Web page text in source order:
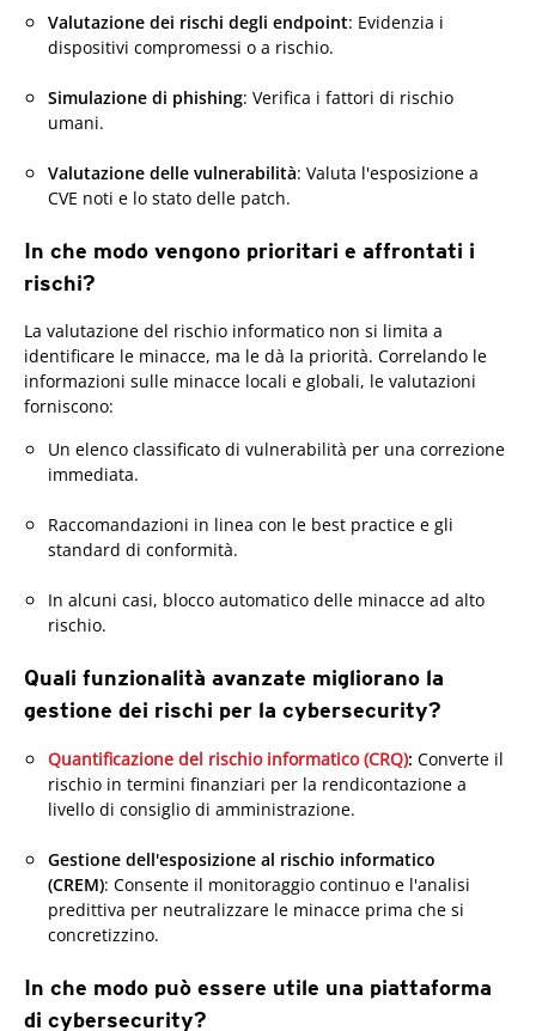
Valutazione dei rischi degli endpoint: Evidenzia i
dispositivi compromessi o a rischio.
Simulazione di phishing: Verifica i fattori di rischio
umani.
Valutazione delle vulnerabilità: Valuta l'esposizione a
CVE noti e lo stato delle patch.
In che modo vengono prioritari e affrontati i
rischi?
La valutazione del rischio informatico non si limita a
identificare le minacce, ma le dà la priorità. Correlando le
informazioni sulle minacce locali e globali, le valutazioni
forniscono:
Un elenco classificato di vulnerabilità per una correzione
immediata.
Raccomandazioni in linea con le best practice e gli
standard di conformità.
In alcuni casi, blocco automatico delle minacce ad alto
rischio.
Quali funzionalità avanzate migliorano la
gestione dei rischi per la cybersecurity?
Quantificazione del rischio informatico (CRQ): Converte il
rischio in termini finanziari per la rendicontazione a
livello di consiglio di amministrazione.
Gestione dell'esposizione al rischio informatico
(CREM): Consente il monitoraggio continuo e l'analisi
predittiva per neutralizzare le minacce prima che si
concretizzino.
In che modo può essere utile una piattaforma
di cybersecurity?